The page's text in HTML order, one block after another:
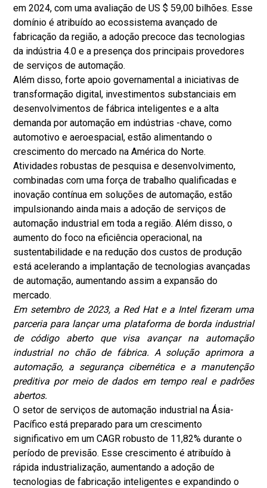
em 2024, com uma avaliação de US $ 59,00 bilhões. Esse
domínio é atribuído ao ecossistema avançado de
fabricação da região, a adoção precoce das tecnologias
da indústria 4.0 e a presença dos principais provedores
de serviços de automação.
Além disso, forte apoio governamental a iniciativas de
transformação digital, investimentos substanciais em
desenvolvimentos de fábrica inteligentes e a alta
demanda por automação em indústrias -chave, como
automotivo e aeroespacial, estão alimentando o
crescimento do mercado na América do Norte.
Atividades robustas de pesquisa e desenvolvimento,
combinadas com uma força de trabalho qualificadas e
inovação contínua em soluções de automação, estão
impulsionando ainda mais a adoção de serviços de
automação industrial em toda a região. Além disso, o
aumento do foco na eficiência operacional, na
sustentabilidade e na redução dos custos de produção
está acelerando a implantação de tecnologias avançadas
de automação, aumentando assim a expansão do
mercado.
Em setembro de 2023, a Red Hat e a Intel fizeram uma
parceria para lançar uma plataforma de borda industrial
de código aberto que visa avançar na automação
industrial no chão de fábrica. A solução aprimora a
automação, a segurança cibernética e a manutenção
preditiva por meio de dados em tempo real e padrões
abertos.
O setor de serviços de automação industrial na Ásia-
Pacífico está preparado para um crescimento
significativo em um CAGR robusto de 11,82% durante o
período de previsão. Esse crescimento é atribuído à
rápida industrialização, aumentando a adoção de
tecnologias de fabricação inteligentes e expandindo o